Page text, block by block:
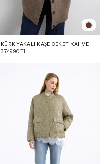
KÜRK YAKALI KAŞE CEKET KAHVE
3.749,90 TL